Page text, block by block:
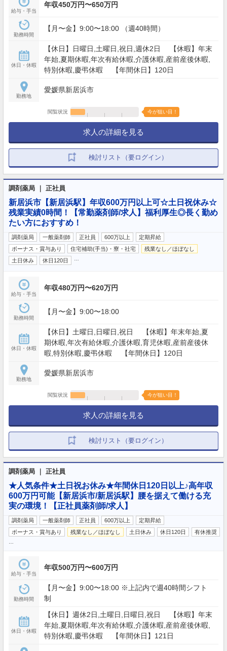
給与・手当
年収450万円〜650万円
勤務時間
【月〜金】9:00〜18:00 （週40時間）
休日・休暇
【休日】日曜日,土曜日,祝日,週休2日 【休暇】年末
年始,夏期休暇,年次有給休暇,介護休暇,産前産後休暇,
特別休暇,慶弔休暇 【年間休日】120日
勤務地
愛媛県新居浜市
閲覧状況 今が狙い目！
求人の詳細を見る
検討リスト（要ログイン）
調剤薬局 ｜ 正社員
新居浜市【新居浜駅】年収600万円以上可☆土日祝休み☆
残業実績0時間！【常勤薬剤師/求人】福利厚生◎長く勤め
たい方におすすめ！
調剤薬局 一般薬剤師 正社員 600万以上
定期昇給
ボーナス・賞与あり
住宅補助(手当)・寮・社宅
残業なし／ほぼなし
土日休み
休日120日
給与・手当
年収480万円〜620万円
勤務時間
【月〜金】9:00〜18:00
休日・休暇
【休日】土曜日,日曜日,祝日 【休暇】年末年始,夏
期休暇,年次有給休暇,介護休暇,育児休暇,産前産後休
暇,特別休暇,慶弔休暇 【年間休日】120日
勤務地
愛媛県新居浜市
閲覧状況 今が狙い目！
求人の詳細を見る
検討リスト（要ログイン）
調剤薬局 ｜ 正社員
★人気条件★土日祝お休み★年間休日120日以上♪高年収
600万円可能【新居浜市/新居浜駅】腰を据えて働ける充
実の環境！【正社員薬剤師/求人】
調剤薬局 一般薬剤師 正社員 600万以上
定期昇給
ボーナス・賞与あり
残業なし／ほぼなし 土日休み 休日120日 有休推奨
給与・手当
年収500万円〜600万円
勤務時間
【月〜金】9:00〜18:00 ※上記内で週40時間シフト
制
休日・休暇
【休日】週休2日,土曜日,日曜日,祝日 【休暇】年末
年始,夏期休暇,年次有給休暇,介護休暇,産前産後休暇,
特別休暇,慶弔休暇 【年間休日】121日